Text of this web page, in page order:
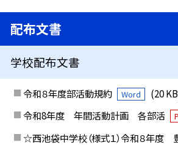
配布文書
学校配布文書
令和８年度部活動規約 Word
(20
令和8年度 年間活動計画 各部活
☆西池袋中学校（様式１）令和８年度